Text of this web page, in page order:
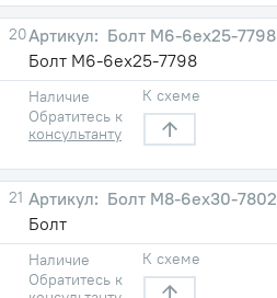
20
Болт М6-6ех25-7798
Болт М6-6ех25-7798
Наличие
Обратитесь к
консультанту
К схеме
21
Болт М8-6ех30-7802
Болт
Наличие
Обратитесь к
К схеме